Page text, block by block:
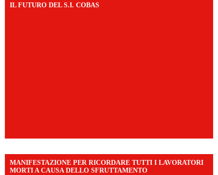
IL FUTURO DEL S.I. COBAS
MANIFESTAZIONE PER RICORDARE TUTTI I LAVORATORI
MORTI A CAUSA DELLO SFRUTTAMENTO